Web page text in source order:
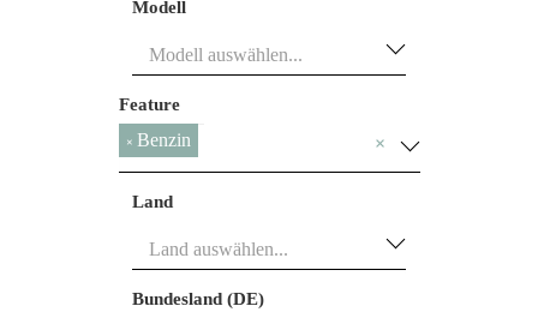
Modell
Feature
×
× Benzin
Land
Bundesland (DE)